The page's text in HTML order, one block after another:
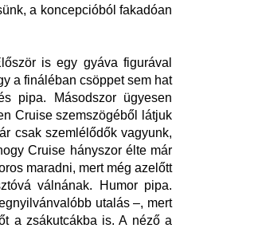
a koncepcióból fakadóan
is egy gyáva figurával
a fináléban csöppet sem hat
pipa. Másodszor ügyesen
Cruise szemszögéből látjuk
csak szemlélődők vagyunk,
Cruise hányszor élte már
maradni, mert még azelőtt
válnának. Humor pipa.
utalás –, mert
a zsákutcákba is. A néző a